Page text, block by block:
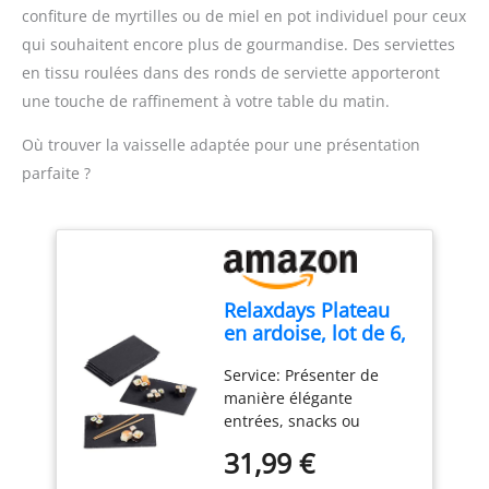
antiadhésive, vous
pouvez facilement
nettoyer le ustensiles de
cuisson. Rincez
simplement le moule
pendant quelques
pâtisserie en silicone
dans l’étagère supérieure
du lave-vaisselle.
confiture de myrtilles ou de miel en pot individuel pour ceux
qui souhaitent encore plus de gourmandise. Des serviettes
en tissu roulées dans des ronds de serviette apporteront
une touche de raffinement à votre table du matin.
Où trouver la vaisselle adaptée pour une présentation
parfaite ?
Relaxdays Plateau
en ardoise, lot de 6,
de présentation,
rectangulaire, plat
de service,
anthracite
Service: Présenter de
manière élégante
entrées, snacks ou
en ardoise 6 pièces: Le
31,99 €